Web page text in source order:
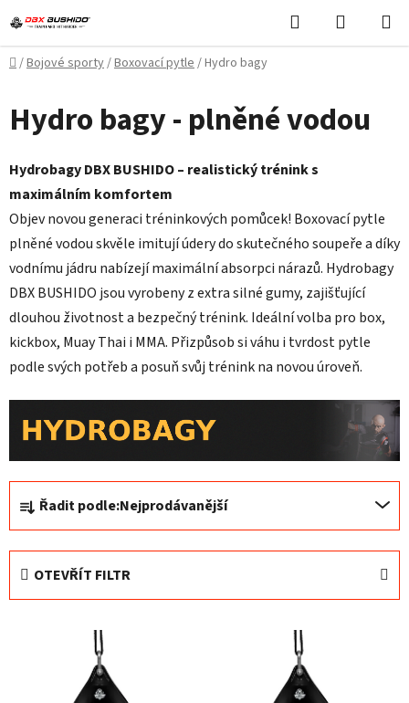
na
obsah
Hledat
KOŠÍK
Domů
/Bojové sporty/Boxovací pytle/Hydro bagy
Hydro bagy - plněné vodou
Hydrobagy DBX BUSHIDO – realistický trénink s
maximálním komfortem
Objev novou generaci tréninkových pomůcek! Boxovací pytle
plněné vodou skvěle imitují údery do skutečného soupeře a díky
vodnímu jádru nabízejí maximální absorpci nárazů. Hydrobagy
DBX BUSHIDO jsou vyrobeny z extra silné gumy, zajišťující
dlouhou životnost a bezpečný trénink. Ideální volba pro box,
kickbox, Muay Thai i MMA. Přizpůsob si váhu i tvrdost pytle
podle svých potřeb a posuň svůj trénink na novou úroveň.
Ř
z
e
í
Řadit podle:Nejprodávanější
OTEVŘÍT FILTR